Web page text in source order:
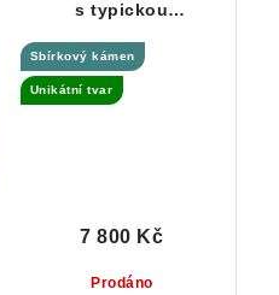
s typickou
- Jankov - 5,63 g
Sbírkový kámen
Unikátní tvar
Prodáno
7 800 Kč